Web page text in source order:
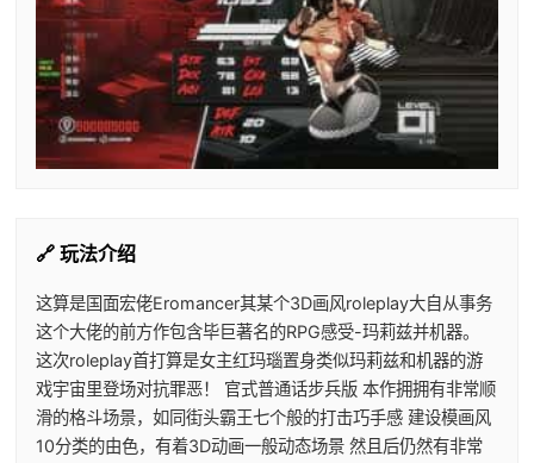
🔗 玩法介绍
这算是国面宏佬Eromancer其某个3D画风roleplay大自从事务
这个大佬的前方作包含毕巨著名的RPG感受-玛莉兹并机器。
这次roleplay首打算是女主红玛瑙置身类似玛莉兹和机器的游
戏宇宙里登场对抗罪恶！ 官式普通话步兵版 本作拥拥有非常顺
滑的格斗场景，如同街头霸王七个般的打击巧手感 建设模画风
10分类的由色，有着3D动画一般动态场景 然且后仍然有非常